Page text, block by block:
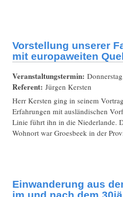
Vorstellung unserer
mit europaweiten
Veranstaltungstermin:
Referent: Jürgen Kersten
Herr Kersten ging in seinem
Erfahrungen mit ausländischen
Linie führt ihn in die Niederlande.
Wohnort war Groesbeek in der
Einwanderung aus
im und nach dem